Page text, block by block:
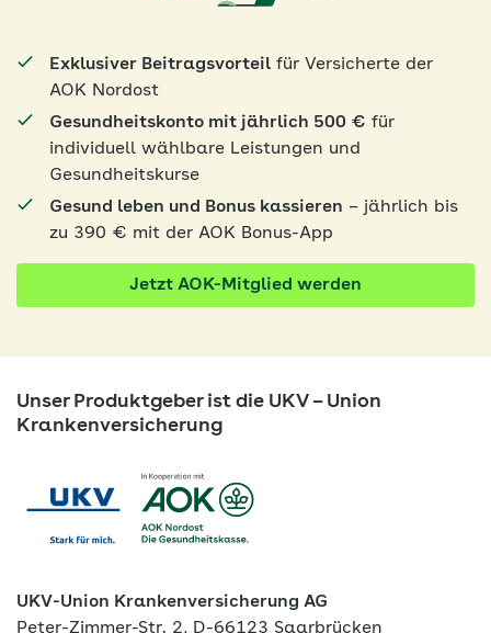
Exklusiver Beitragsvorteil für Versicherte der
AOK Nordost
Gesundheitskonto mit jährlich 500 € für
individuell wählbare Leistungen und
Gesundheitskurse
Gesund leben und Bonus kassieren – jährlich bis
zu 390 € mit der AOK Bonus-App
Jetzt AOK-Mitglied werden
Unser Produktgeber ist die UKV – Union
Krankenversicherung
UKV-Union Krankenversicherung AG
Peter-Zimmer-Str. 2, D-66123 Saarbrücken